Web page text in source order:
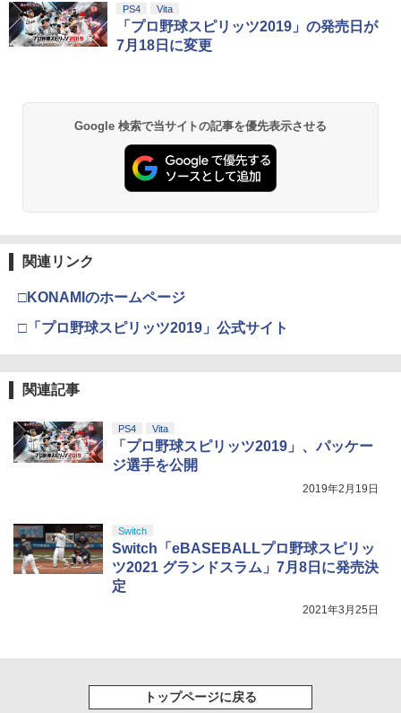
PS4 Vita
「プロ野球スピリッツ2019」の発売日が
7月18日に変更
Google 検索で当サイトの記事を優先表示させる
関連リンク
□KONAMIのホームページ
□「プロ野球スピリッツ2019」公式サイト
関連記事
PS4 Vita
「プロ野球スピリッツ2019」、パッケー
ジ選手を公開
2019年2月19日
Switch
Switch「eBASEBALLプロ野球スピリッ
ツ2021 グランドスラム」7月8日に発売決
定
2021年3月25日
トップページに戻る